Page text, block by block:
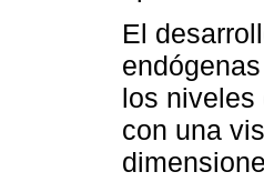
El
los niveles
con una